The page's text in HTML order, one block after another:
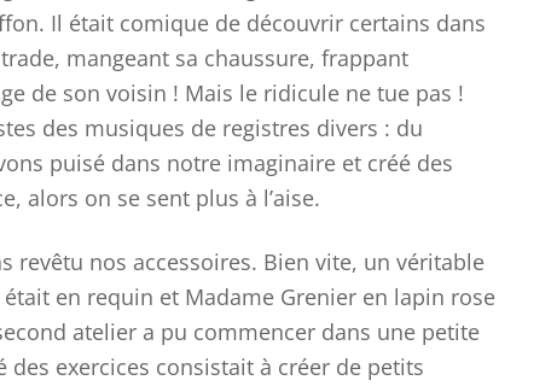
Il était comique de découvrir certains dans
mangeant sa chaussure, frappant
de son voisin ! Mais le ridicule ne tue pas !
des musiques de registres divers : du
puisé dans notre imaginaire et créé des
alors on se sent plus à l’aise.
revêtu nos accessoires. Bien vite, un véritable
en requin et Madame Grenier en lapin rose
atelier a pu commencer dans une petite
exercices consistait à créer de petits
Championnat
National UGSEL de
Natation